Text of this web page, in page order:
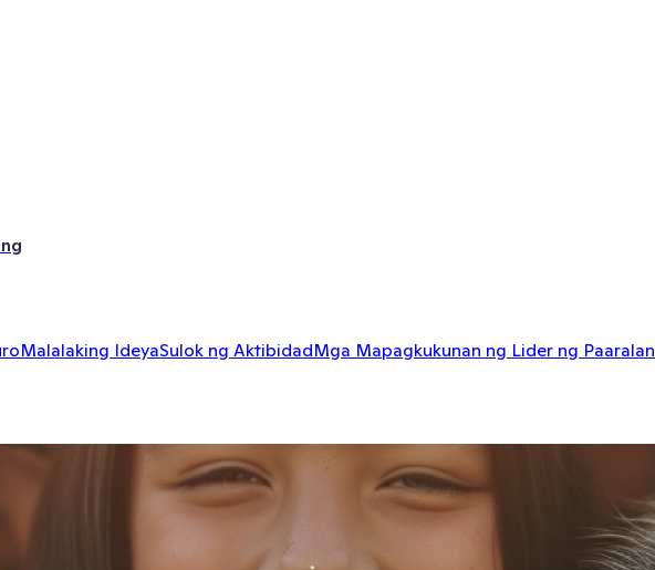
Malalaking IdeyaSulok ng AktibidadMga Mapagkukunan ng Lider ng Paaralan